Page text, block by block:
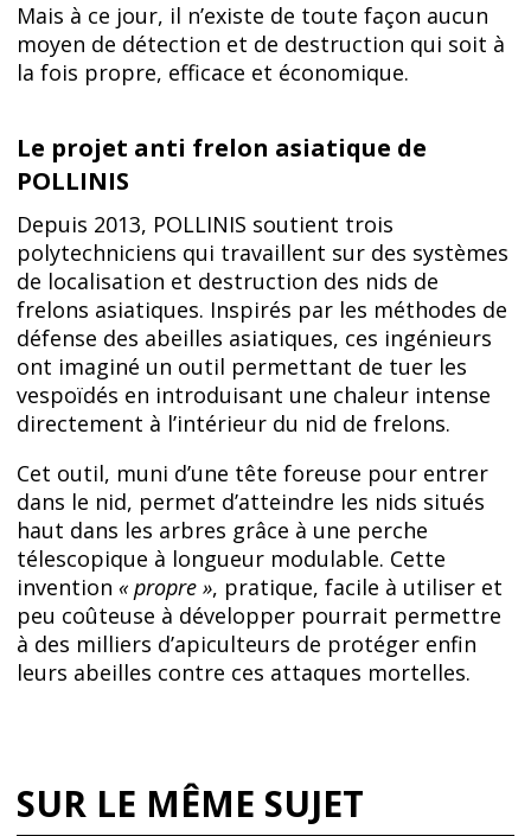
Mais à ce jour, il n’existe de toute façon aucun
moyen de détection et de destruction qui soit à
la fois propre, efficace et économique.
Le projet anti frelon asiatique de
POLLINIS
Depuis 2013, POLLINIS soutient trois
polytechniciens qui travaillent sur des systèmes
de localisation et destruction des nids de
frelons asiatiques. Inspirés par les méthodes de
défense des abeilles asiatiques, ces ingénieurs
ont imaginé un outil permettant de tuer les
vespoïdés en introduisant une chaleur intense
directement à l’intérieur du nid de frelons.
Cet outil, muni d’une tête foreuse pour entrer
dans le nid, permet d’atteindre les nids situés
haut dans les arbres grâce à une perche
télescopique à longueur modulable. Cette
invention « propre », pratique, facile à utiliser et
peu coûteuse à développer pourrait permettre
à des milliers d’apiculteurs de protéger enfin
leurs abeilles contre ces attaques mortelles.
SUR LE MÊME SUJET